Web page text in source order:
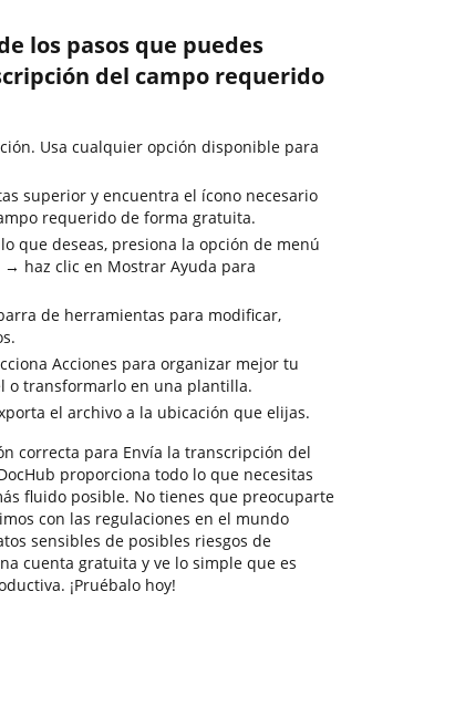
los pasos que puedes
del campo requerido
Usa cualquier opción disponible para
superior y encuentra el ícono necesario
requerido de forma gratuita.
que deseas, presiona la opción de menú
haz clic en Mostrar Ayuda para
de herramientas para modificar,
Acciones para organizar mejor tu
o transformarlo en una plantilla.
el archivo a la ubicación que elijas.
correcta para Envía la transcripción del
proporciona todo lo que necesitas
fluido posible. No tienes que preocuparte
con las regulaciones en el mundo
sensibles de posibles riesgos de
cuenta gratuita y ve lo simple que es
¡Pruébalo hoy!